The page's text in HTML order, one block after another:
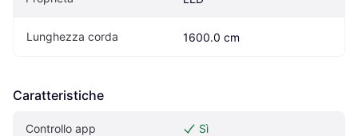
Lunghezza corda 1600.0 cm
Caratteristiche
Controllo app Sì